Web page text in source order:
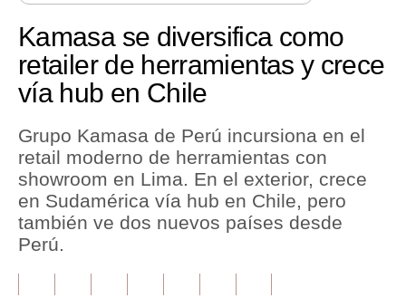
Perú
Política
Finanzas Personales
Inmobiliarias
Plus G
Kamasa se diversifica como
retailer de herramientas y crece
vía hub en Chile
Grupo Kamasa de Perú incursiona en el
retail moderno de herramientas con
showroom en Lima. En el exterior, crece
en Sudamérica vía hub en Chile, pero
también ve dos nuevos países desde
Perú.